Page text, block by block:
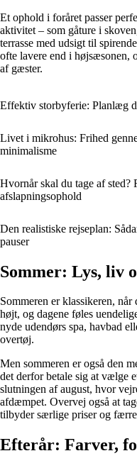
Et ophold i foråret passer
aktivitet – som gåture i
terrasse med udsigt til
ofte lavere end i højsæsonen,
af gæster.
Effektiv storbyferie: Planlæg
Livet i mikrohus: Frihed
minimalisme
Hvornår skal du tage af sted?
afslapningsophold
Den realistiske rejseplan:
pauser
Sommer: Lys, liv
Sommeren er klassikeren,
højt, og dagene føles
nyde udendørs spa, havbad
overtøj.
Men sommeren er også den
det derfor betale sig at vælge
slutningen af august, hvor
afdæmpet. Overvej også at
tilbyder særlige priser og
Efterår: Farver,